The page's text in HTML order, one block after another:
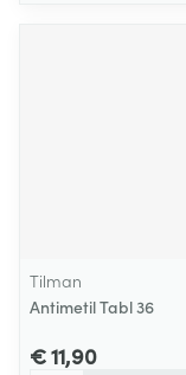
Tilman
Antimetil Tabl 36
€ 11,90